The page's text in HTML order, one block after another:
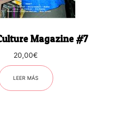
Magazine #7
20,00€
LEER MÁS